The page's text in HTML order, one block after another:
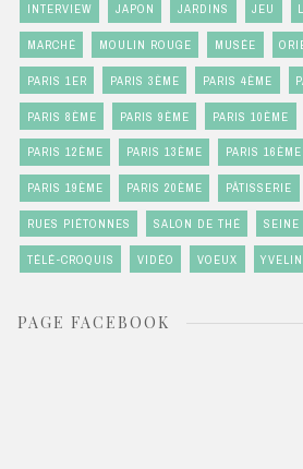
INTERVIEW JAPON JARDINS JEU
MARCHÉ MOULIN ROUGE MUSÉE
PARIS 1ER PARIS 3ÈME PARIS 4ÈME
PARIS 8ÈME PARIS 9ÈME PARIS 10ÈME
PARIS 12ÈME PARIS 13ÈME PARIS 16ÈME
PARIS 19ÈME PARIS 20ÈME PÂTISSERIE
RUES PIÉTONNES SALON DE THÉ SEINE
TÉLÉ-CROQUIS VIDÉO VOEUX
PAGE FACEBOOK